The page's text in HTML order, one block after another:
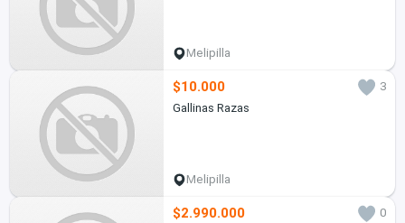
Melipilla
$10.000
3
Gallinas Razas
Melipilla
$2.990.000
0